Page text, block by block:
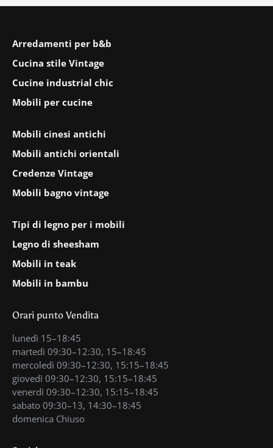
Arredamenti per b&b
Cucina stile Vintage
Cucine industrial chic
Mobili per cucine
Mobili cinesi antichi
Mobili antichi orientali
Credenze Vintage
Mobili bagno vintage
Tipi di legno per i mobili
Legno di sheesham
Mobili in teak
Mobili in bambu
Orari punto Vendita
lunedì 15–18:45
martedì 09:30–12:30, 15–18:45
mercoledì 09:30–12:30, 15:15–18:45
giovedì 09:30–12:30, 15:15–18:45
venerdì 09:30–12:30, 15:15–18:45
sabato 09:30–13, 14:30–18:45
domenica Chiuso